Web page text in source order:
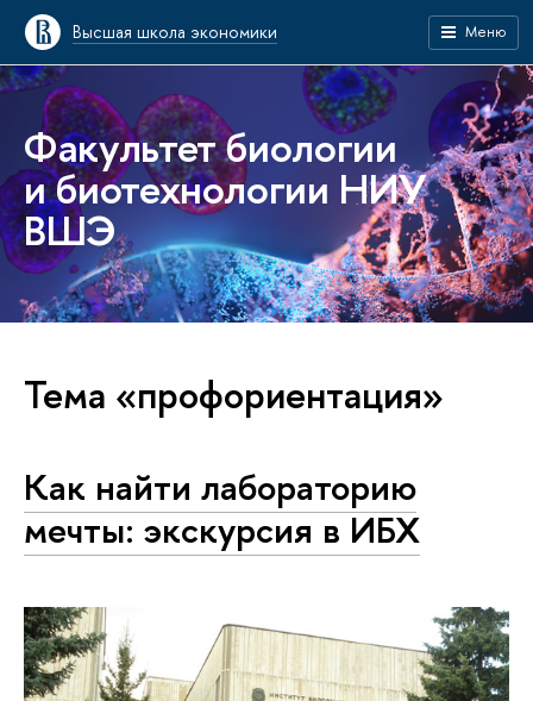
Высшая школа экономики Меню
Факультет биологии
и биотехнологии НИУ
ВШЭ
Тема «профориентация»
Как найти лабораторию
мечты: экскурсия в ИБХ